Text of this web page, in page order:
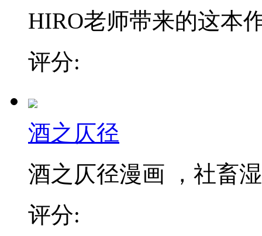
HIRO老师带来的这本
评分:
酒之仄径
酒之仄径漫画 ，社畜
评分: